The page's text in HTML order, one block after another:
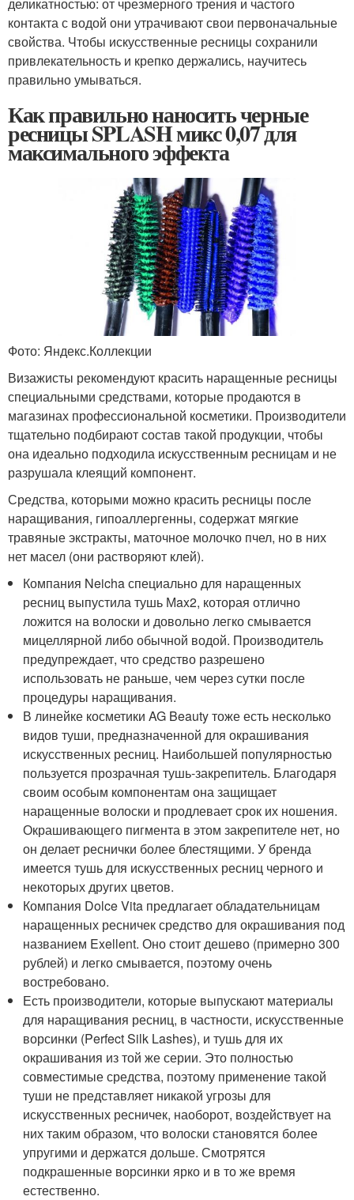
контакта с водой они утрачивают свои первоначальные
свойства. Чтобы искусственные ресницы сохранили
привлекательность и крепко держались, научитесь
правильно умываться.
Как правильно наносить черные
ресницы SPLASH микс 0,07 для
максимального эффекта
Фото: Яндекс.Коллекции
Визажисты рекомендуют красить наращенные ресницы
специальными средствами, которые продаются в
магазинах профессиональной косметики. Производители
тщательно подбирают состав такой продукции, чтобы
она идеально подходила искусственным ресницам и не
разрушала клеящий компонент.
Средства, которыми можно красить ресницы после
наращивания, гипоаллергенны, содержат мягкие
травяные экстракты, маточное молочко пчел, но в них
нет масел (они растворяют клей).
Компания Neicha специально для наращенных
ресниц выпустила тушь Мax2, которая отлично
ложится на волоски и довольно легко смывается
мицеллярной либо обычной водой. Производитель
предупреждает, что средство разрешено
использовать не раньше, чем через сутки после
процедуры наращивания.
В линейке косметики AG Beauty тоже есть несколько
видов туши, предназначенной для окрашивания
искусственных ресниц. Наибольшей популярностью
пользуется прозрачная тушь-закрепитель. Благодаря
своим особым компонентам она защищает
наращенные волоски и продлевает срок их ношения.
Окрашивающего пигмента в этом закрепителе нет, но
он делает реснички более блестящими. У бренда
имеется тушь для искусственных ресниц черного и
некоторых других цветов.
Компания Dolce Vita предлагает обладательницам
наращенных ресничек средство для окрашивания под
названием Exellent. Оно стоит дешево (примерно 300
рублей) и легко смывается, поэтому очень
востребовано.
Есть производители, которые выпускают материалы
для наращивания ресниц, в частности, искусственные
ворсинки (Perfect Silk Lashes), и тушь для их
окрашивания из той же серии. Это полностью
совместимые средства, поэтому применение такой
туши не представляет никакой угрозы для
искусственных ресничек, наоборот, воздействует на
них таким образом, что волоски становятся более
упругими и держатся дольше. Смотрятся
подкрашенные ворсинки ярко и в то же время
естественно.